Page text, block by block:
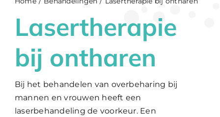
WooCommerce Cart
Lasertherapie
bij ontharen
Bij het behandelen van overbeharing bij
mannen en vrouwen heeft een
laserbehandeling de voorkeur. Een